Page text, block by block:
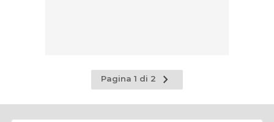
Pagina 1 di 2
Pagina
successiva